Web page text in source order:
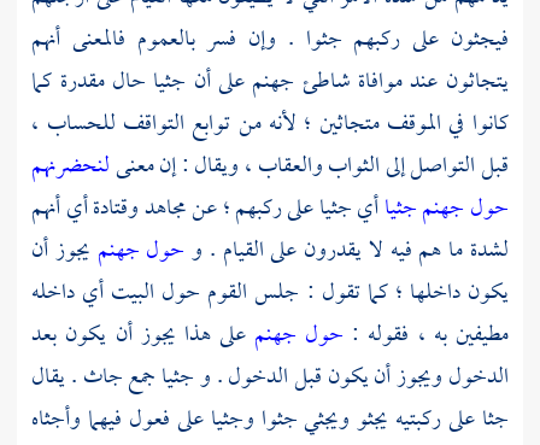
فيجثون على ركبهم جثوا . وإن فسر بالعموم فالمعنى أنهم
يتجاثون عند موافاة شاطئ جهنم على أن جثيا حال مقدرة كما
كانوا في الموقف متجاثين ؛ لأنه من توابع التواقف للحساب ،
قبل التواصل إلى الثواب والعقاب ، ويقال : إن معنىلنحضرنهم
حول جهنم جثياأي جثيا على ركبهم ؛ عنمجاهدوقتادةأي أنهم
لشدة ما هم فيه لا يقدرون على القيام . وحول جهنم يجوز أن
يكون داخلها ؛ كما تقول : جلس القوم حول البيت أي داخله
مطيفين به ، فقوله : حول جهنمعلى هذا يجوز أن يكون بعد
الدخول ويجوز أن يكون قبل الدخول . و جثيا جمع جاث . يقال
جثا على ركبتيه يجثو ويجثي جثوا وجثيا على فعول فيهما وأجثاه